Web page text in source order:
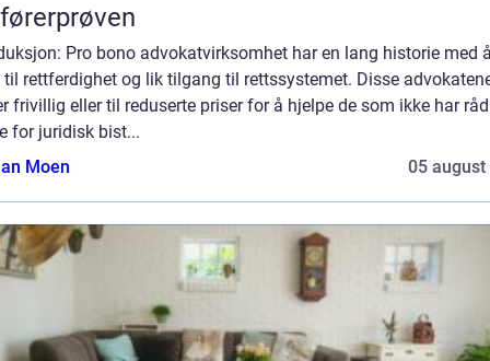
Pro bono advokatvirksomhet har en lang historie med
til rettferdighet og lik tilgang til rettssystemet. Disse
frivillig eller til reduserte priser for å hjelpe de som ikke har
for juridisk bist...
Moen
05 august